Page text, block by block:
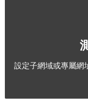
設定子網域或專屬網